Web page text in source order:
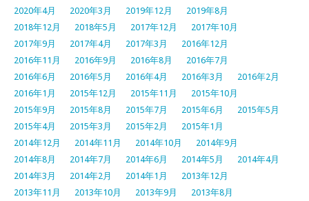
2020年4月
2020年3月 2019年12月
2019年8月
2018年12月
2018年5月 2017年12月
2017年10月
2017年9月
2017年4月 2017年3月
2016年12月
2016年11月
2016年9月 2016年8月
2016年7月
2016年6月
2016年5月 2016年4月 2016年3月
2016年2月
2016年1月
2015年12月 2015年11月
2015年10月
2015年9月
2015年8月 2015年7月 2015年6月
2015年5月
2015年4月
2015年3月 2015年2月
2015年1月
2014年12月
2014年11月 2014年10月
2014年9月
2014年8月
2014年7月 2014年6月 2014年5月
2014年4月
2014年3月
2014年2月 2014年1月
2013年12月
2013年11月
2013年10月 2013年9月
2013年8月